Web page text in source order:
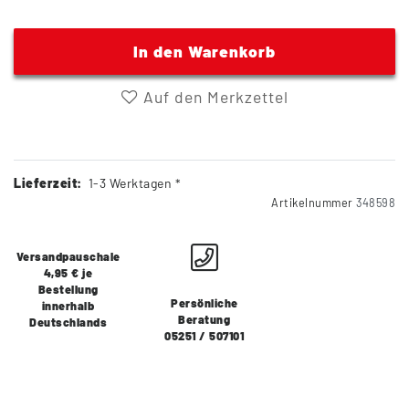
In den Warenkorb
Auf den Merkzettel
Lieferzeit: 1-3 Werktagen *
Artikelnummer 348598
Versandpauschale
4,95 € je
Bestellung
innerhalb
Deutschlands
Persönliche
Beratung
05251 / 507101